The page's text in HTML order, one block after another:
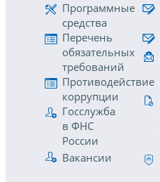
Программные
средства
Перечень
обязательных
требований
Противодействие
коррупции
Госслужба
в ФНС
России
Вакансии